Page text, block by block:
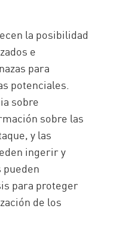
la posibilidad
e
para
potenciales.
sobre
sobre las
y las
ingerir y
pueden
para proteger
de los